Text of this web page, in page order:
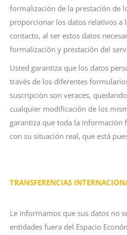
formalización de la prestación de
proporcionar los datos relativos a
contacto, al ser estos datos
formalización y prestación del
Usted garantiza que los datos
través de los diferentes
suscripción son veraces,
cualquier modificación de los
garantiza que toda la información
con su situación real, que está
TRANSFERENCIAS
Le informamos que sus datos no
entidades fuera del Espacio